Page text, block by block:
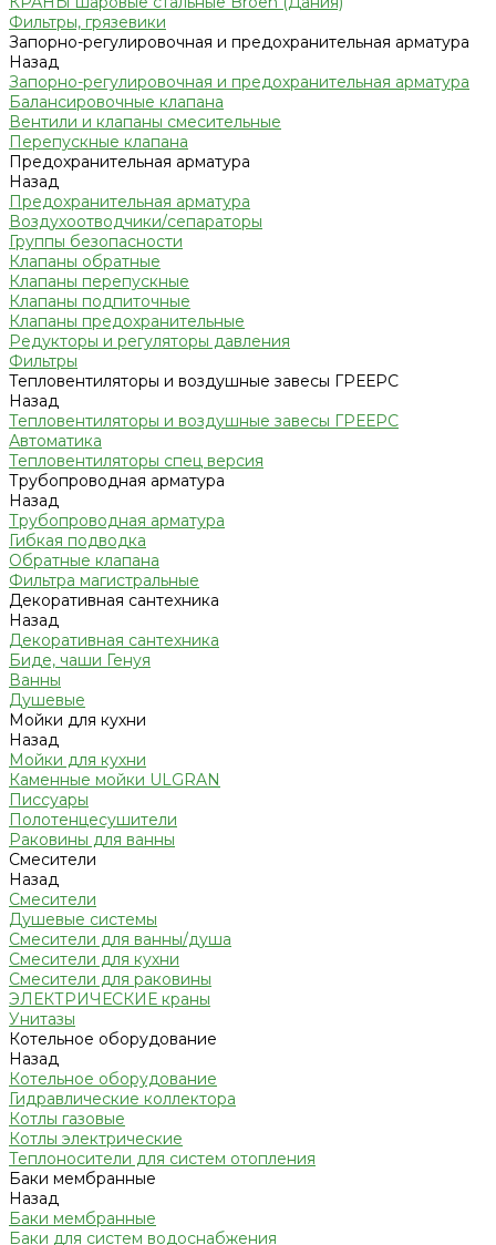
Фильтры, грязевики
Запорно-регулировочная и предохранительная арматура
Назад
Запорно-регулировочная и предохранительная арматура
Балансировочные клапана
Вентили и клапаны смесительные
Перепускные клапана
Предохранительная арматура
Назад
Предохранительная арматура
Воздухоотводчики/сепараторы
Группы безопасности
Клапаны обратные
Клапаны перепускные
Клапаны подпиточные
Клапаны предохранительные
Редукторы и регуляторы давления
Фильтры
Тепловентиляторы и воздушные завесы ГРЕЕРС
Назад
Тепловентиляторы и воздушные завесы ГРЕЕРС
Автоматика
Тепловентиляторы спец версия
Трубопроводная арматура
Назад
Трубопроводная арматура
Гибкая подводка
Обратные клапана
Фильтра магистральные
Декоративная сантехника
Назад
Декоративная сантехника
Биде, чаши Генуя
Ванны
Душевые
Мойки для кухни
Назад
Мойки для кухни
Каменные мойки ULGRAN
Писсуары
Полотенцесушители
Раковины для ванны
Смесители
Назад
Смесители
Душевые системы
Смесители для ванны/душа
Смесители для кухни
Смесители для раковины
ЭЛЕКТРИЧЕСКИЕ краны
Унитазы
Котельное оборудование
Назад
Котельное оборудование
Гидравлические коллектора
Котлы газовые
Котлы электрические
Теплоносители для систем отопления
Баки мембранные
Назад
Баки мембранные
Баки для систем водоснабжения